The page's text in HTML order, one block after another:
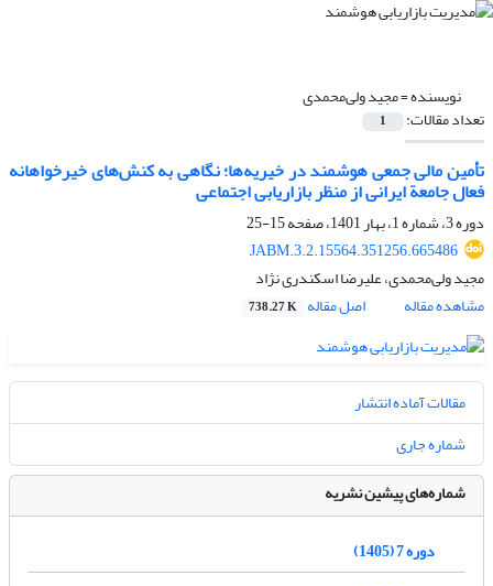
نویسنده =مجید ولی‌محمدی
تعداد مقالات: 1
تأمین مالی جمعی هوشمند در خیریه‌ها؛ نگاهی به کنش‌های خیرخواهانه
فعال جامعة ایرانی از منظر بازاریابی اجتماعی
دوره 3، شماره 1، بهار 1401، صفحه
15-25
JABM.3.2.15564.351256.665486
مجید ولی‌محمدی، علیرضا اسکندری نژاد
مشاهده مقاله
اصل مقاله 738.27 K
مقالات آماده انتشار
شماره جاری
شماره‌های پیشین نشریه
دوره 7 (1405)